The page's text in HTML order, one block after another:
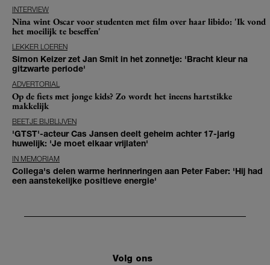
INTERVIEW
Nina wint Oscar voor studenten met film over haar libido: 'Ik vond
het moeilijk te beseffen'
LEKKER LOEREN
Simon Keizer zet Jan Smit in het zonnetje: 'Bracht kleur na
gitzwarte periode'
ADVERTORIAL
Op de fiets met jonge kids? Zo wordt het ineens hartstikke
makkelijk
BEETJE BIJBLIJVEN
'GTST'-acteur Cas Jansen deelt geheim achter 17-jarig
huwelijk: 'Je moet elkaar vrijlaten'
IN MEMORIAM
Collega's delen warme herinneringen aan Peter Faber: 'Hij had
een aanstekelijke positieve energie'
Volg ons